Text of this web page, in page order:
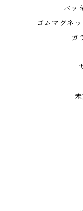
パッ
ゴムマグネ
ガ